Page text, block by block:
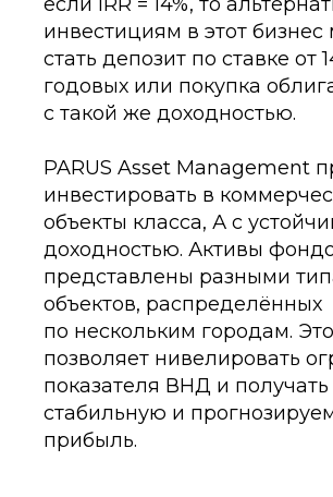
инвестициям в этот
стать депозит по ставке от
годовых или покупка
с такой же доходностью.
PARUS Asset Management
инвестировать в
объекты класса, А с
доходностью. Активы
представлены разными
объектов, распределённых
по нескольким городам. Это
позволяет нивелировать
показателя ВНД и получать
стабильную и
прибыль.